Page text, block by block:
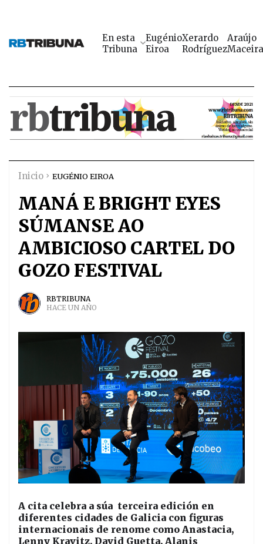
En esta
Tribuna
Eugénio
Eiroa
Xerardo
Rodríguez
Araújo
Maceira
Inicio EUGÉNIO EIROA
MANÁ E BRIGHT EYES
SÚMANSE AO
AMBICIOSO CARTEL DO
GOZO FESTIVAL
RBTRIBUNA
HACE UN AÑO
A cita celebra a súa terceira edición en
diferentes cidades de Galicia con figuras
internacionais de renome como Anastacia,
Lenny Kravitz, David Guetta, Alanis